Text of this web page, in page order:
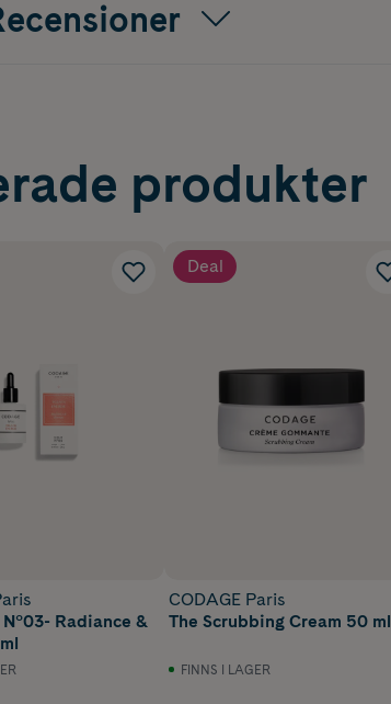
C
produkter
N°03- Radiance &
Deal
CODAGE Paris
The Scrubbing Cream 50 ml
FINNS I LAGER